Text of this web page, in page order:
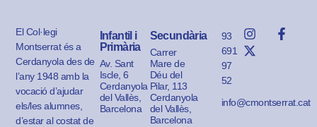
El Col·legi
Montserrat és a
Cerdanyola des de
l’any 1948 amb la
vocació d’ajudar
els/les alumnes,
d’estar al costat de
Infantil i
Primària
Av. Sant
Iscle, 6
Cerdanyola
del Vallès,
Barcelona
Secundària
Carrer
Mare de
Déu del
Pilar, 113
Cerdanyola
del Vallès,
Barcelona
93
691
97
52
info@cmontserrat.cat